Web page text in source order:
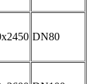
DN80